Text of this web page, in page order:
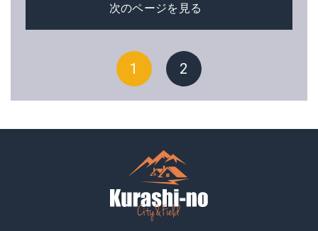
次のページを見る
1 2